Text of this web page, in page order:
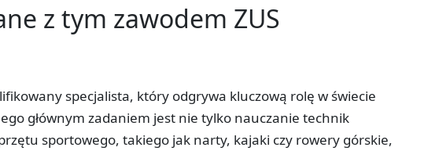
z tym zawodem ZUS
specjalista, który odgrywa kluczową rolę w świecie
głównym zadaniem jest nie tylko nauczanie technik
sportowego, takiego jak narty, kajaki czy rowery górskie,